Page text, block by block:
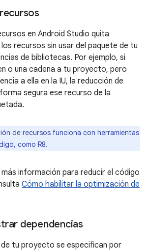
en Android Studio quita
recursos sin usar del paquete de tu
de bibliotecas. Por ejemplo, si
o una cadena a tu proyecto, pero
a ella en la IU, la reducción de
segura ese recurso de la
de recursos funciona con herramientas
como R8.
información para reducir el código
Cómo habilitar la optimización de
dependencias
de tu proyecto se especifican por